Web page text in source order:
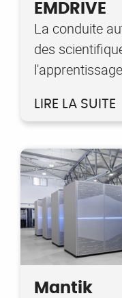
EMDRIVE
La conduite
des
LIRE LA SUITE
Mantik